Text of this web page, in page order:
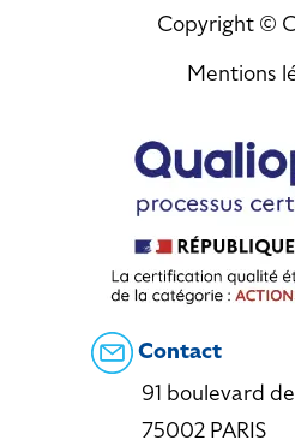
Copyright ©
Mentions
Contact
91 boulevard
75002 PARIS